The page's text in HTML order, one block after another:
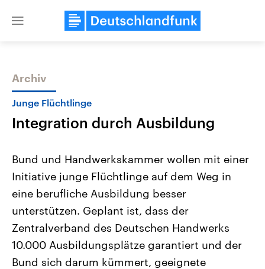
Close
Themen
Landtagswahl Sachsen-Anhalt
2026
Alle Informationen
Sachsen-Anhalt wählt am 6.
September 2026 einen neuen
Landtag. Seit 2021 wird das
Bundesland von einer Koalition aus
Aktuelle Beiträge,
Hintergründe
Wirtschaftlich und
gehören die Vereinigten
mit großem Einfluss auf
Archiv
Junge Flüchtlinge
Integration durch Ausbildung
Bund und Handwerkskammer wollen mit einer
Initiative junge Flüchtlinge auf dem Weg in
eine berufliche Ausbildung besser
unterstützen. Geplant ist, dass der
Zentralverband des Deutschen Handwerks
10.000 Ausbildungsplätze garantiert und der
Bund sich darum kümmert, geeignete